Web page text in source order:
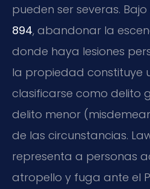
pueden ser severas. Bajo
894, abandonar la
donde haya lesiones
la propiedad constituye
clasificarse como delito
delito menor
de las circunstancias. Law
representa a personas
atropello y fuga ante el